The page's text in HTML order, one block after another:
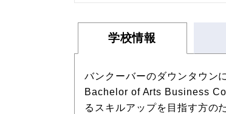
学校情報
バンクーバーのダウンタウン
Bachelor of Arts Business
るスキルアップを目指す方の